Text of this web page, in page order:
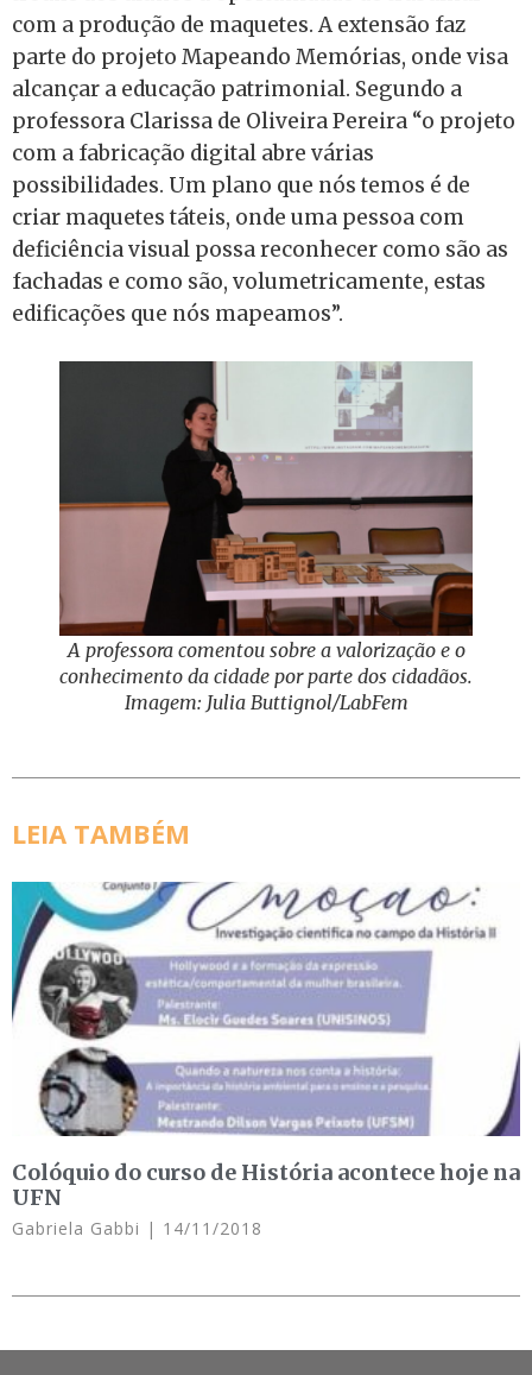
com a produção de maquetes. A extensão faz
parte do projeto Mapeando Memórias, onde visa
alcançar a educação patrimonial. Segundo a
professora Clarissa de Oliveira Pereira “o projeto
com a fabricação digital abre várias
possibilidades. Um plano que nós temos é de
criar maquetes táteis, onde uma pessoa com
deficiência visual possa reconhecer como são as
fachadas e como são, volumetricamente, estas
edificações que nós mapeamos”.
A professora comentou sobre a valorização e o
conhecimento da cidade por parte dos cidadãos.
Imagem: Julia Buttignol/LabFem
LEIA TAMBÉM
Colóquio do curso de História acontece hoje na
UFN
Gabriela Gabbi 14/11/2018